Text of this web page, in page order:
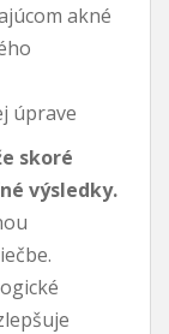
akné
úprave
skoré
výsledky.